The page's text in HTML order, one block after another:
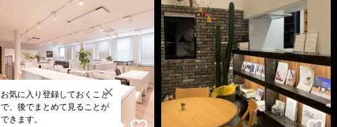
お気に入り登録しておくこと
で、後でまとめて見ることが
できます。